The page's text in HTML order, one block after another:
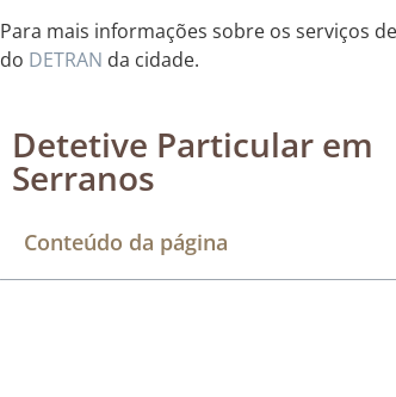
Para mais informações sobre os serviços
do DETRAN da cidade.
Detetive Particular em
Serranos
Conteúdo da página